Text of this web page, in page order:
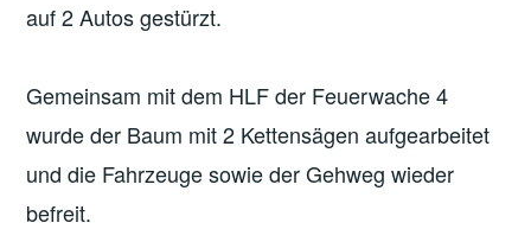
auf 2 Autos gestürzt.
Gemeinsam mit dem HLF der Feuerwache 4
wurde der Baum mit 2 Kettensägen aufgearbeitet
und die Fahrzeuge sowie der Gehweg wieder
befreit.